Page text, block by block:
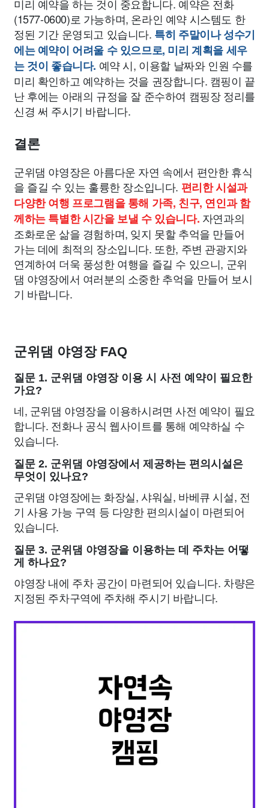
미리 예약을 하는 것이 중요합니다. 예약은 전화
(1577-0600)로 가능하며, 온라인 예약 시스템도 한
정된 기간 운영되고 있습니다. 특히 주말이나 성수기
에는 예약이 어려울 수 있으므로, 미리 계획을 세우
는 것이 좋습니다. 예약 시, 이용할 날짜와 인원 수를
미리 확인하고 예약하는 것을 권장합니다. 캠핑이 끝
난 후에는 아래의 규정을 잘 준수하여 캠핑장 정리를
신경 써 주시기 바랍니다.
결론
군위댐 야영장은 아름다운 자연 속에서 편안한 휴식
을 즐길 수 있는 훌륭한 장소입니다. 편리한 시설과
다양한 여행 프로그램을 통해 가족, 친구, 연인과 함
께하는 특별한 시간을 보낼 수 있습니다. 자연과의
조화로운 삶을 경험하며, 잊지 못할 추억을 만들어
가는 데에 최적의 장소입니다. 또한, 주변 관광지와
연계하여 더욱 풍성한 여행을 즐길 수 있으니, 군위
댐 야영장에서 여러분의 소중한 추억을 만들어 보시
기 바랍니다.
군위댐 야영장 FAQ
질문 1. 군위댐 야영장 이용 시 사전 예약이 필요한
가요?
네, 군위댐 야영장을 이용하시려면 사전 예약이 필요
합니다. 전화나 공식 웹사이트를 통해 예약하실 수
있습니다.
질문 2. 군위댐 야영장에서 제공하는 편의시설은
무엇이 있나요?
군위댐 야영장에는 화장실, 샤워실, 바베큐 시설, 전
기 사용 가능 구역 등 다양한 편의시설이 마련되어
있습니다.
질문 3. 군위댐 야영장을 이용하는 데 주차는 어떻
게 하나요?
야영장 내에 주차 공간이 마련되어 있습니다. 차량은
지정된 주차구역에 주차해 주시기 바랍니다.